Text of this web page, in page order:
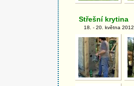
Střešní krytina
18. - 20. května 2012